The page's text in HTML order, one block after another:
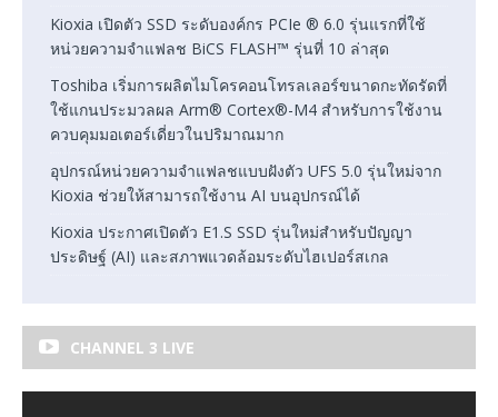
Kioxia เปิดตัว SSD ระดับองค์กร PCIe ® 6.0 รุ่นแรกที่ใช้
หน่วยความจำแฟลช BiCS FLASH™ รุ่นที่ 10 ล่าสุด
Toshiba เริ่มการผลิตไมโครคอนโทรลเลอร์ขนาดกะทัดรัดที่
ใช้แกนประมวลผล Arm® Cortex®-M4 สำหรับการใช้งาน
ควบคุมมอเตอร์เดี่ยวในปริมาณมาก
อุปกรณ์หน่วยความจำแฟลชแบบฝังตัว UFS 5.0 รุ่นใหม่จาก
Kioxia ช่วยให้สามารถใช้งาน AI บนอุปกรณ์ได้
Kioxia ประกาศเปิดตัว E1.S SSD รุ่นใหม่สำหรับปัญญา
ประดิษฐ์ (AI) และสภาพแวดล้อมระดับไฮเปอร์สเกล
CHANNEL 3 LIVE